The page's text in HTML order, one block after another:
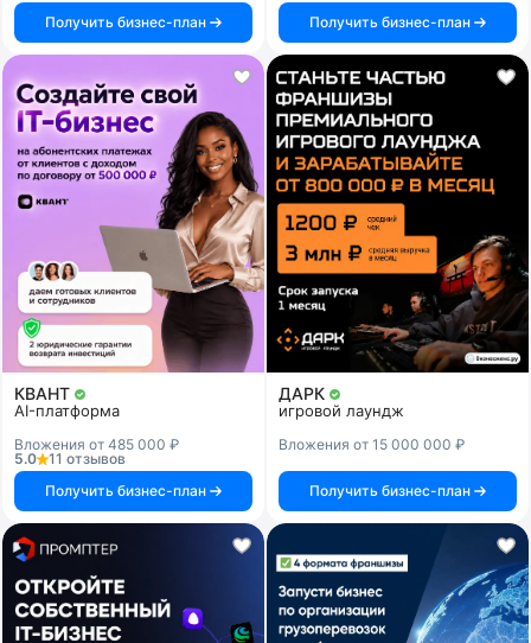
Получить бизнес-план
Получить бизнес-план
КВАНТ
AI-платформа
Вложения от 485 000 ₽
5.0
11 отзывов
Получить бизнес-план
ДАРК
игровой лаундж
Вложения от 15 000 000 ₽
Получить бизнес-план